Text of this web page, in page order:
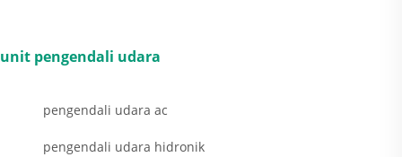
unit pengendali udara
pengendali udara ac
pengendali udara hidronik